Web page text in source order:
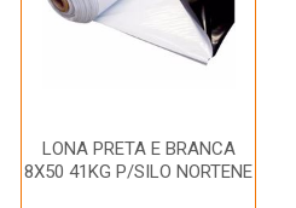
LONA PRETA E BRANCA
8X50 41KG P/SILO NORTENE